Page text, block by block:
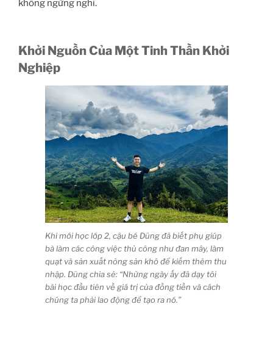
không ngừng nghỉ.
Khởi Nguồn Của Một Tinh Thần Khởi
Nghiệp
Khi mới học lớp 2, cậu bé Dũng đã biết phụ giúp
bà làm các công việc thủ công như đan mây, làm
quạt và sản xuất nông sản khô để kiếm thêm thu
nhập. Dũng chia sẻ: “Những ngày ấy đã dạy tôi
bài học đầu tiên về giá trị của đồng tiền và cách
chúng ta phải lao động để tạo ra nó.”